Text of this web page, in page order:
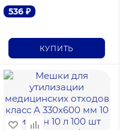
536₽
КУПИТЬ